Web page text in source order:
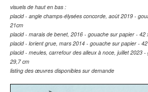
visuels de haut en bas :
placid - angle champs-élysées concorde, août 2019 -
21cm
placid - marais de benet, 2016 - gouache sur papier - 42
placid - lorient grue, mars 2014 - gouache sur papier -
placid - meules, carrefour des alleux à noce, juillet 2023
29,7 cm
listing des œuvres disponibles sur demande